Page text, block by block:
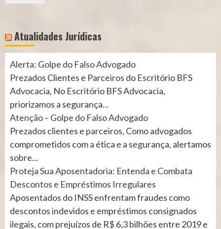
Atualidades Jurídicas
Alerta: Golpe do Falso Advogado
Prezados Clientes e Parceiros do Escritório BFS
Advocacia, No Escritório BFS Advocacia,
priorizamos a segurança...
Atenção – Golpe do Falso Advogado
Prezados clientes e parceiros, Como advogados
comprometidos com a ética e a segurança, alertamos
sobre...
Proteja Sua Aposentadoria: Entenda e Combata
Descontos e Empréstimos Irregulares
Aposentados do INSS enfrentam fraudes como
descontos indevidos e empréstimos consignados
ilegais, com prejuízos de R$ 6,3 bilhões entre 2019 e